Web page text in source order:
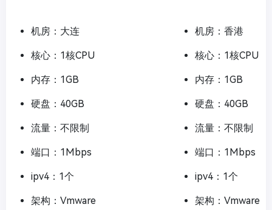
机房：大连
核心：1核CPU
内存：1GB
硬盘：40GB
流量：不限制
端口：1Mbps
ipv4：1个
架构：Vmware
机房：香港
核心：1核CPU
内存：1GB
硬盘：40GB
流量：不限制
端口：1Mbps
ipv4：1个
架构：Vmware